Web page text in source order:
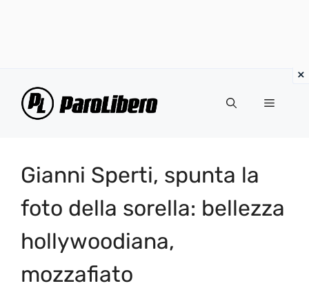
Menu
Gianni Sperti, spunta la
foto della sorella: bellezza
hollywoodiana,
mozzafiato